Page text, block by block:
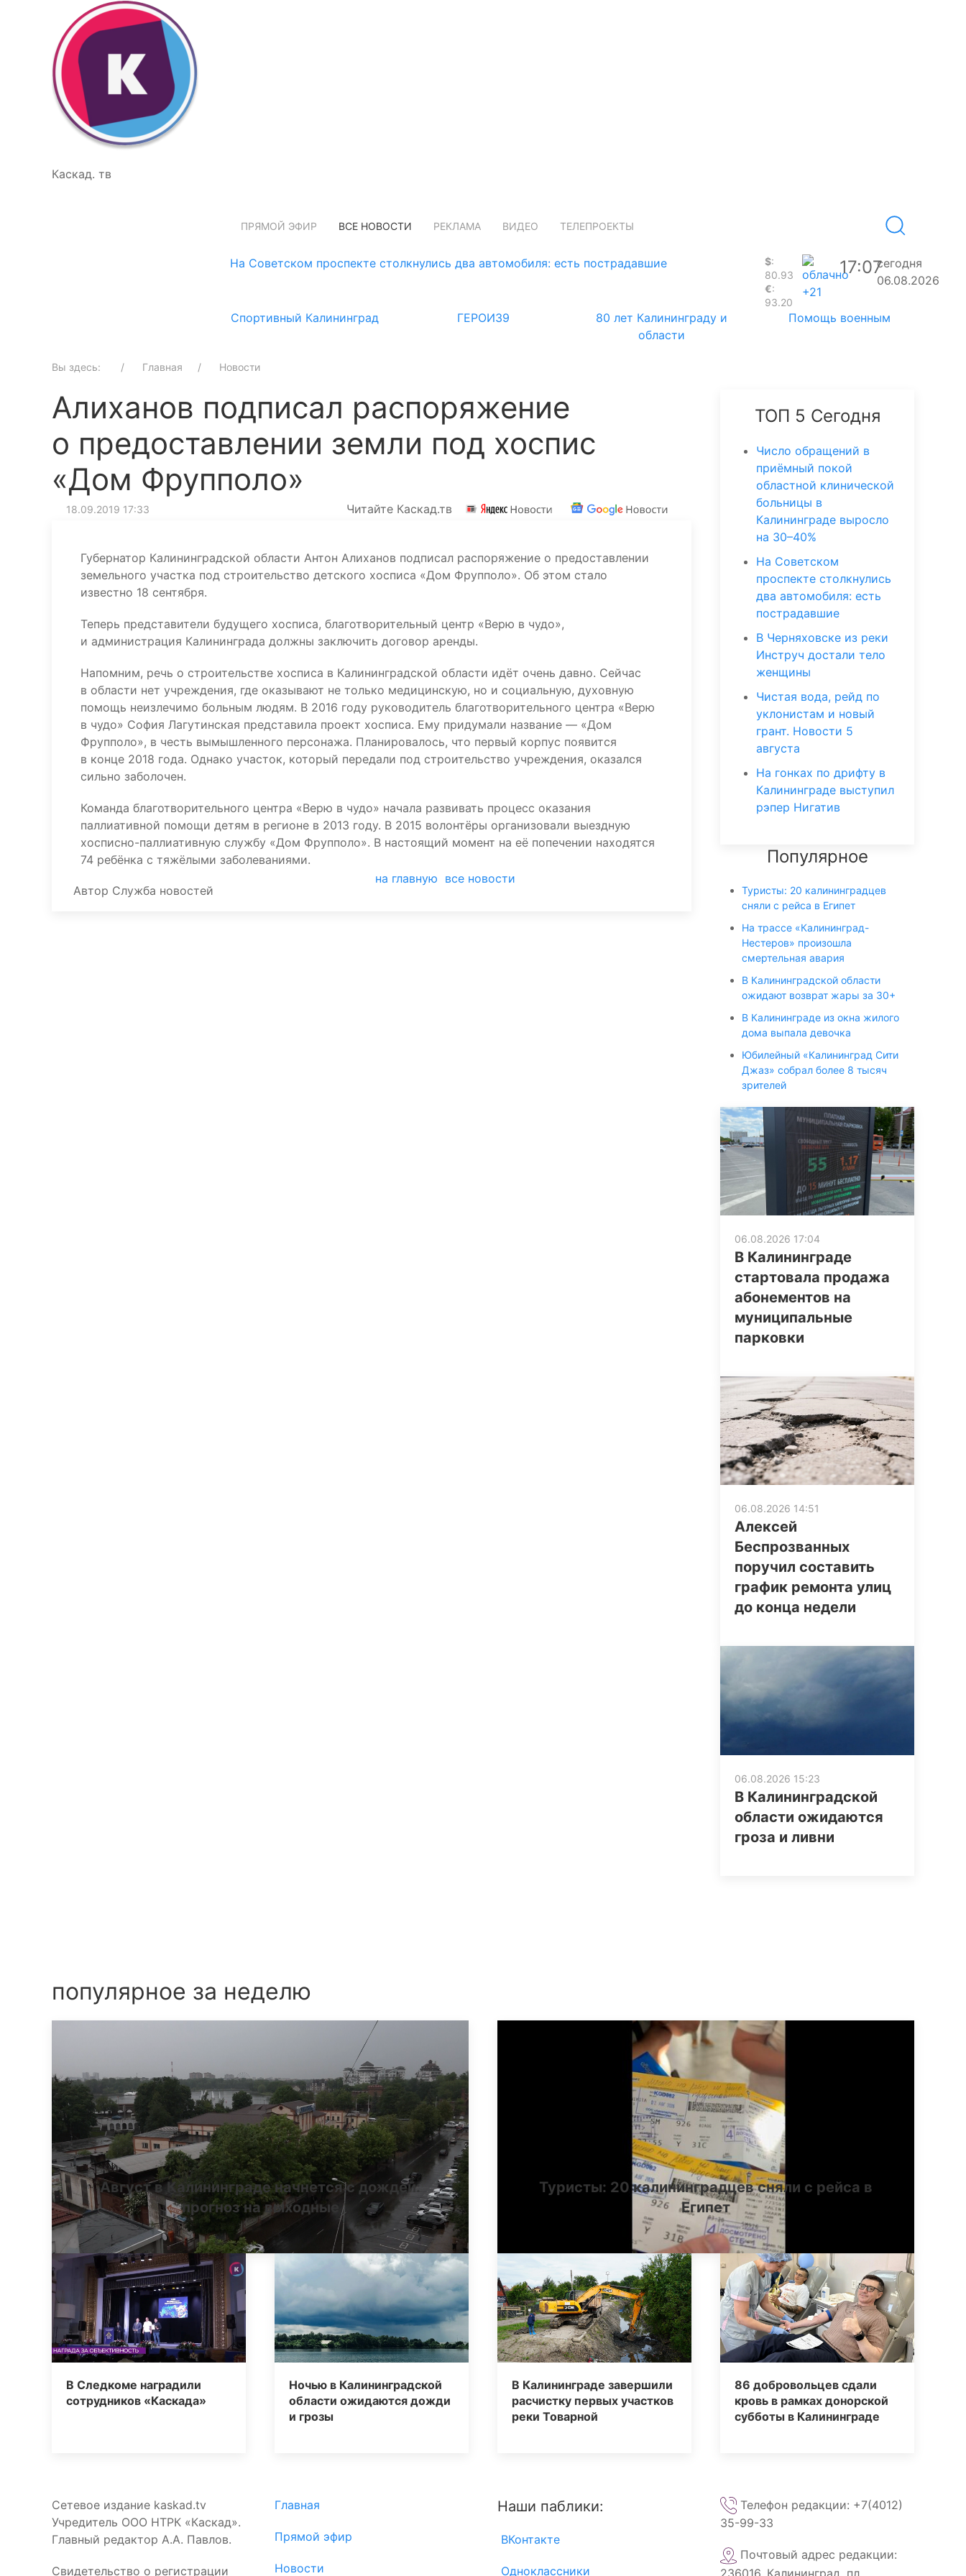
Каскад. тв
ПРЯМОЙ ЭФИР ВСЕ НОВОСТИ РЕКЛАМА ВИДЕО ТЕЛЕПРОЕКТЫ
На Советском проспекте столкнулись два автомобиля: есть пострадавшие $:
80.93
€:
93.20
+21
17:07сегодня
06.08.2026
Спортивный Калининград ГЕРОИ39
80 лет Калининграду и
области
Помощь военным
Вы здесь: Главная Новости
Алиханов подписал распоряжение
о предоставлении земли под хоспис
«Дом Фрупполо»
18.09.2019 17:33 Читайте Каскад.тв
Губернатор Калининградской области Антон Алиханов подписал распоряжение о предоставлении
земельного участка под строительство детского хосписа «Дом Фрупполо». Об этом стало
известно 18 сентября.
Теперь представители будущего хосписа, благотворительный центр «Верю в чудо»,
и администрация Калининграда должны заключить договор аренды.
Напомним, речь о строительстве хосписа в Калининградской области идёт очень давно. Сейчас
в области нет учреждения, где оказывают не только медицинскую, но и социальную, духовную
помощь неизлечимо больным людям. В 2016 году руководитель благотворительного центра «Верю
в чудо» София Лагутинская представила проект хосписа. Ему придумали название — «Дом
Фрупполо», в честь вымышленного персонажа. Планировалось, что первый корпус появится
в конце 2018 года. Однако участок, который передали под строительство учреждения, оказался
сильно заболочен.
Команда благотворительного центра «Верю в чудо» начала развивать процесс оказания
паллиативной помощи детям в регионе в 2013 году. В 2015 волонтёры организовали выездную
хосписно-паллиативную службу «Дом Фрупполо». В настоящий момент на её попечении находятся
74 ребёнка с тяжёлыми заболеваниями.
Автор Служба новостей
на главную все новости
ТОП 5 Сегодня
Число обращений в
приёмный покой
областной клинической
больницы в
Калининграде выросло
на 30–40%
На Советском
проспекте столкнулись
два автомобиля: есть
пострадавшие
В Черняховске из реки
Инструч достали тело
женщины
Чистая вода, рейд по
уклонистам и новый
грант. Новости 5
августа
На гонках по дрифту в
Калининграде выступил
рэпер Нигатив
Популярное
Туристы: 20 калининградцев
сняли с рейса в Египет
На трассе «Калининград-
Нестеров» произошла
смертельная авария
В Калининградской области
ожидают возврат жары за 30+
В Калининграде из окна жилого
дома выпала девочка
Юбилейный «Калининград Сити
Джаз» собрал более 8 тысяч
зрителей
06.08.2026 17:04
В Калининграде
стартовала продажа
абонементов на
муниципальные
парковки
06.08.2026 14:51
Алексей
Беспрозванных
поручил составить
график ремонта улиц
до конца недели
06.08.2026 15:23
В Калининградской
области ожидаются
гроза и ливни
популярное за неделю
Август в Калининграде начнется с дождей:
прогноз на выходные
Туристы: 20 калининградцев сняли с рейса в
Египет
В Следкоме наградили
сотрудников «Каскада»
Ночью в Калининградской
области ожидаются дожди
и грозы
В Калининграде завершили
расчистку первых участков
реки Товарной
86 добровольцев сдали
кровь в рамках донорской
субботы в Калининграде
Сетевое издание kaskad.tv
Учредитель ООО НТРК «Каскад».
Главный редактор А.А. Павлов.
Свидетельство о регистрации
Главная
Прямой эфир
Новости
Наши паблики:
ВКонтакте
Одноклассники
Телефон редакции: +7(4012)
35-99-33
Почтовый адрес редакции:
236016, Калининград, пл.